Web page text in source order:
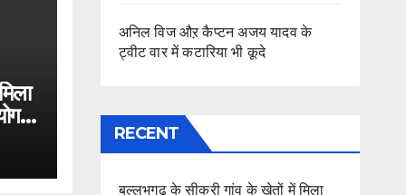
अनिल विज औऱ कैप्टन अजय यादव के
ट्वीट वार में कटारिया भी कूदे
RECENT
बल्लभगढ़ के सीकरी गांव के खेतों में मिला